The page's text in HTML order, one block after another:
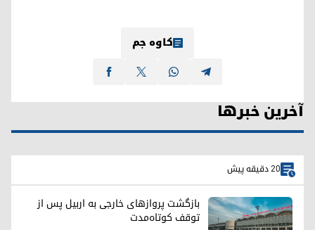
کاوە جم
آخرین خبرها
20 دقیقه پیش
بازگشت پروازهای خارجی به اربیل پس از
توقف کوتاه‌مدت